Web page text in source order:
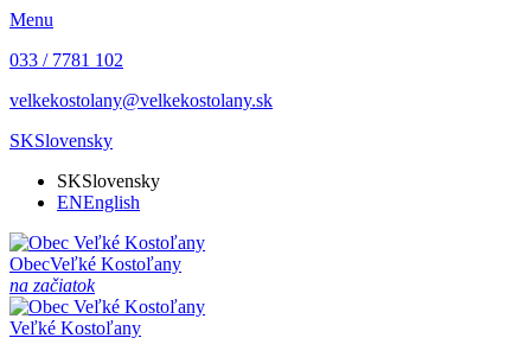
Menu
033 / 7781 102
velkekostolany@velkekostolany.sk
SKSlovensky
SKSlovensky
ENEnglish
ObecVeľké Kostoľany
na začiatok
Veľké Kostoľany